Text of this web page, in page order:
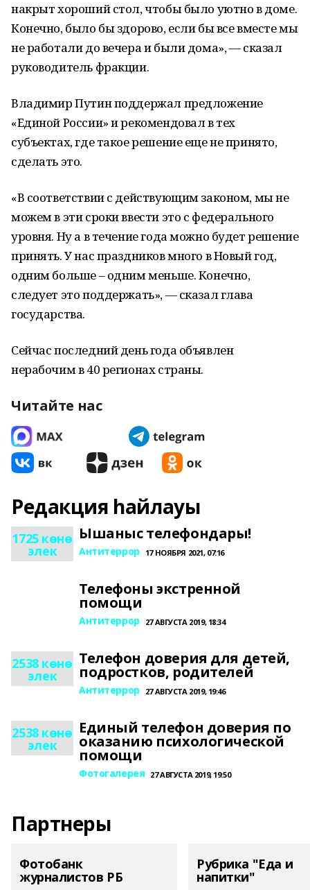
накрыт хороший стол, чтобы было уютно в доме.
Конечно, было бы здорово, если бы все вместе мы
не работали до вечера и были дома», — сказал
руководитель фракции.
Владимир Путин поддержал предложение
«Единой России» и рекомендовал в тех
субъектах, где такое решение еще не принято,
сделать это.
«В соответствии с действующим законом, мы не
можем в эти сроки ввести это с федерального
уровня. Ну а в течение года можно будет решение
принять. У нас праздников много в Новый год,
одним больше – одним меньше. Конечно,
следует это поддержать», — сказал глава
государства.
Сейчас последний день года объявлен
нерабочим в 40 регионах страны.
Читайте нас
Редакция һайлауы
1725 көнө
элек
Ышаныс телефондары!
Антитеррор 17 НОЯБРЯ 2021, 07:16
Телефоны экстренной
помощи
Антитеррор 27 АВГУСТА 2019, 18:34
2538 көнө
элек
Телефон доверия для детей,
подростков, родителей
Антитеррор 27 АВГУСТА 2019, 19:46
2538 көнө
элек
Единый телефон доверия по
оказанию психологической
помощи
Фотогалерея 27 АВГУСТА 2019, 19:50
Партнеры
Фотобанк
журналистов РБ
Рубрика "Еда и
напитки"